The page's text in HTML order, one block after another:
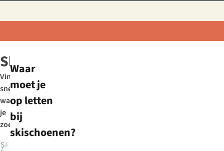
Skischoenen
Vind
snel
wat
je
zoekt:
Skischoenen
Waar
moet je
op letten
bij
skischoenen?